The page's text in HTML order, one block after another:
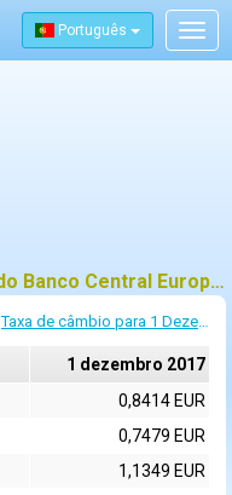
Português
Taxas de câmbio de referência do Banco Central Europeu (BCE) para 1 dezembro 2017
Taxa de câmbio para 1 Dezembro 2017
1 dezembro 2017
0,8414 EUR
0,7479 EUR
1,1349 EUR